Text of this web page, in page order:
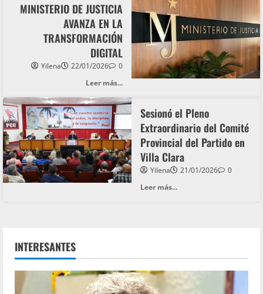
MINISTERIO DE JUSTICIA
AVANZA EN LA
TRANSFORMACIÓN
DIGITAL
Yilena 22/01/2026
0
Leer más...
Sesionó el Pleno
Extraordinario del Comité
Provincial del Partido en
Villa Clara
Yilena 21/01/2026
0
Leer más...
INTERESANTES